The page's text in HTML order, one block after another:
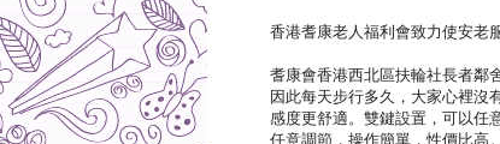
香港耆康老人福利會致力使安老
耆康會香港西北區扶輪社長者鄰
因此每天步行多久，大家心裡沒
感度更舒適。雙鍵設置，可以任
任意調節，操作簡單，性價比高